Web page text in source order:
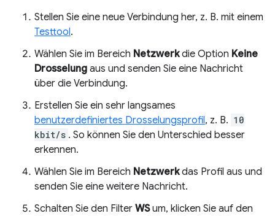
Stellen Sie eine neue Verbindung her, z. B. mit einem
Testtool.
Wählen Sie im Bereich Netzwerkdie Option Keine
Drosselung aus und senden Sie eine Nachricht
über die Verbindung.
Erstellen Sie ein sehr langsames
benutzerdefiniertes Drosselungsprofil, z. B. 10
kbit/s . So können Sie den Unterschied besser
erkennen.
Wählen Sie im Bereich Netzwerkdas Profil aus und
senden Sie eine weitere Nachricht.
Schalten Sie den Filter WSum, klicken Sie auf den